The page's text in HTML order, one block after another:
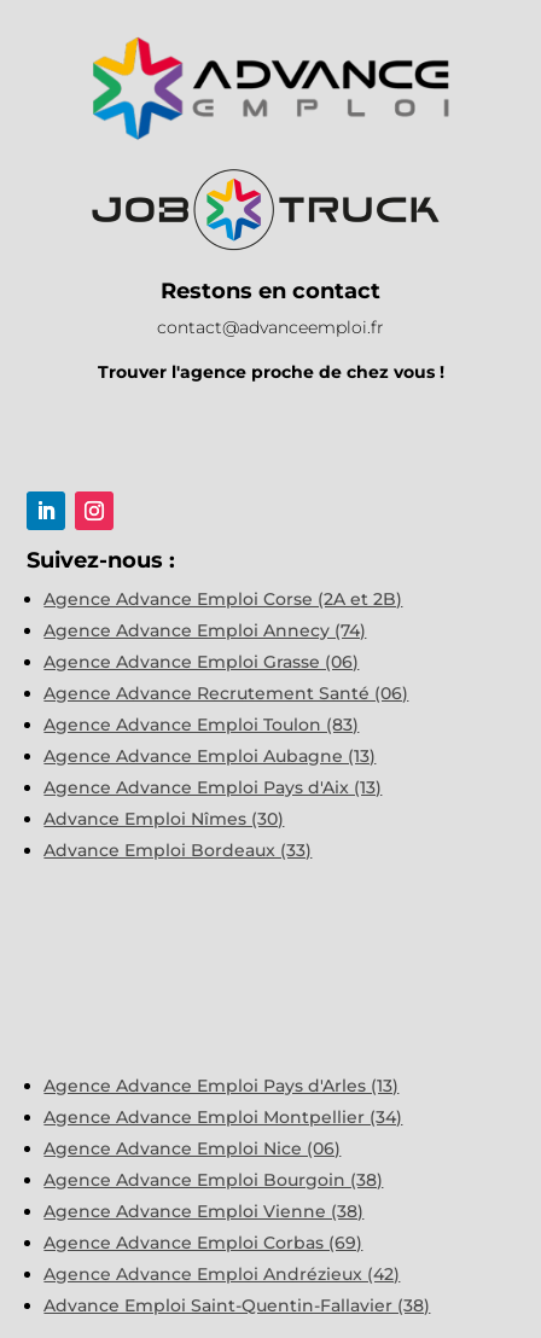
Restons en contact
contact@advanceemploi.fr
Trouver l'agence proche de chez vous !
Suivez-nous :
Agence Advance Emploi Corse (2A et 2B)
Agence Advance Emploi Annecy (74)
Agence Advance Emploi Grasse (06)
Agence Advance Recrutement Santé (06)
Agence Advance Emploi Toulon (83)
Agence Advance Emploi Aubagne (13)
Agence Advance Emploi Pays d'Aix (13)
Advance Emploi Nîmes (30)
Advance Emploi Bordeaux (33)
Agence Advance Emploi Pays d'Arles (13)
Agence Advance Emploi Montpellier (34)
Agence Advance Emploi Nice (06)
Agence Advance Emploi Bourgoin (38)
Agence Advance Emploi Vienne (38)
Agence Advance Emploi Corbas (69)
Agence Advance Emploi Andrézieux (42)
Advance Emploi Saint-Quentin-Fallavier (38)